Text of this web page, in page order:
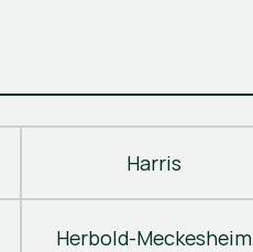
Harris
Herbold-Meckesheim